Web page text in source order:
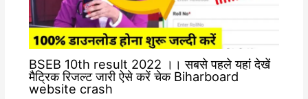
BSEB 10th result 2022 ।। सबसे पहले यहां देखें
मैट्रिक रिजल्ट जारी ऐसे करें चेक Biharboard
website crash